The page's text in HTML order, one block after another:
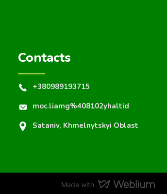
Contacts
+380989193715
moc.liamg%408102yhaltid
Sataniv, Khmelnytskyi Oblast
Made with